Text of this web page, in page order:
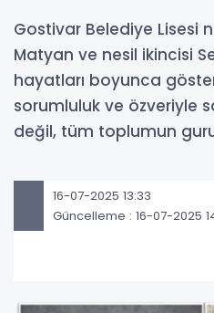
Gostivar Belediye Lisesi
Matyan ve nesil ikincisi
hayatları boyunca
sorumluluk ve özveriyle
değil, tüm toplumun
16-07-2025 13:33
Güncelleme : 16-07-2025